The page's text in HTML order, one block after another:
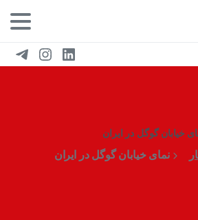
خیابان گوگل در ایران
نمای خیابان گوگل در ایران